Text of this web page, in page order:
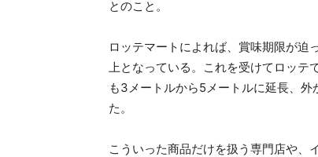
とのこと。
ロッテマートによれば、賞味期限が迫
上となっている。これを受けてロッ
も3メートルから5メートルに延長、
た。
こういった商品だけを扱う専門店や、